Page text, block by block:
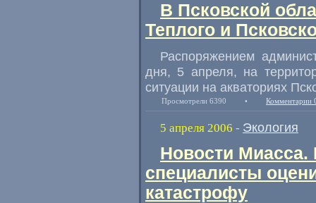
В Псковской
Теплого и
Распоряжением
дня, 5 апреля, на
ситуации на акваториях
Просмотрели 6390 • Комментарии
5 апреля 2006 - Экология
Новости
специалисты
катастрофу